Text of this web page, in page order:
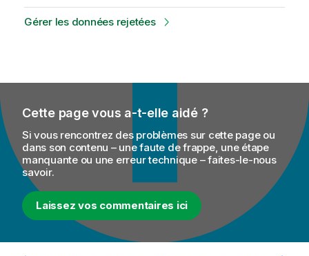
Gérer les données rejetées
Cette page vous a-t-elle aidé ?
Si vous rencontrez des problèmes sur cette page ou
dans son contenu – une faute de frappe, une étape
manquante ou une erreur technique – faites-le-nous
savoir.
Laissez vos commentaires ici